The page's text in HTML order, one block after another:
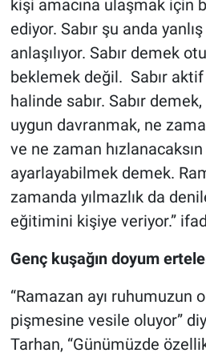
kişi amacına ulaşmak için
ediyor. Sabır şu anda
anlaşılıyor. Sabır demek
beklemek değil. Sabır aktif
halinde sabır. Sabır
uygun davranmak, ne
ve ne zaman
ayarlayabilmek demek.
zamanda yılmazlık da
eğitimini kişiye veriyor.”
Genç kuşağın doyum
“Ramazan ayı ruhumuzun
pişmesine vesile oluyor”
Tarhan, “Günümüzde